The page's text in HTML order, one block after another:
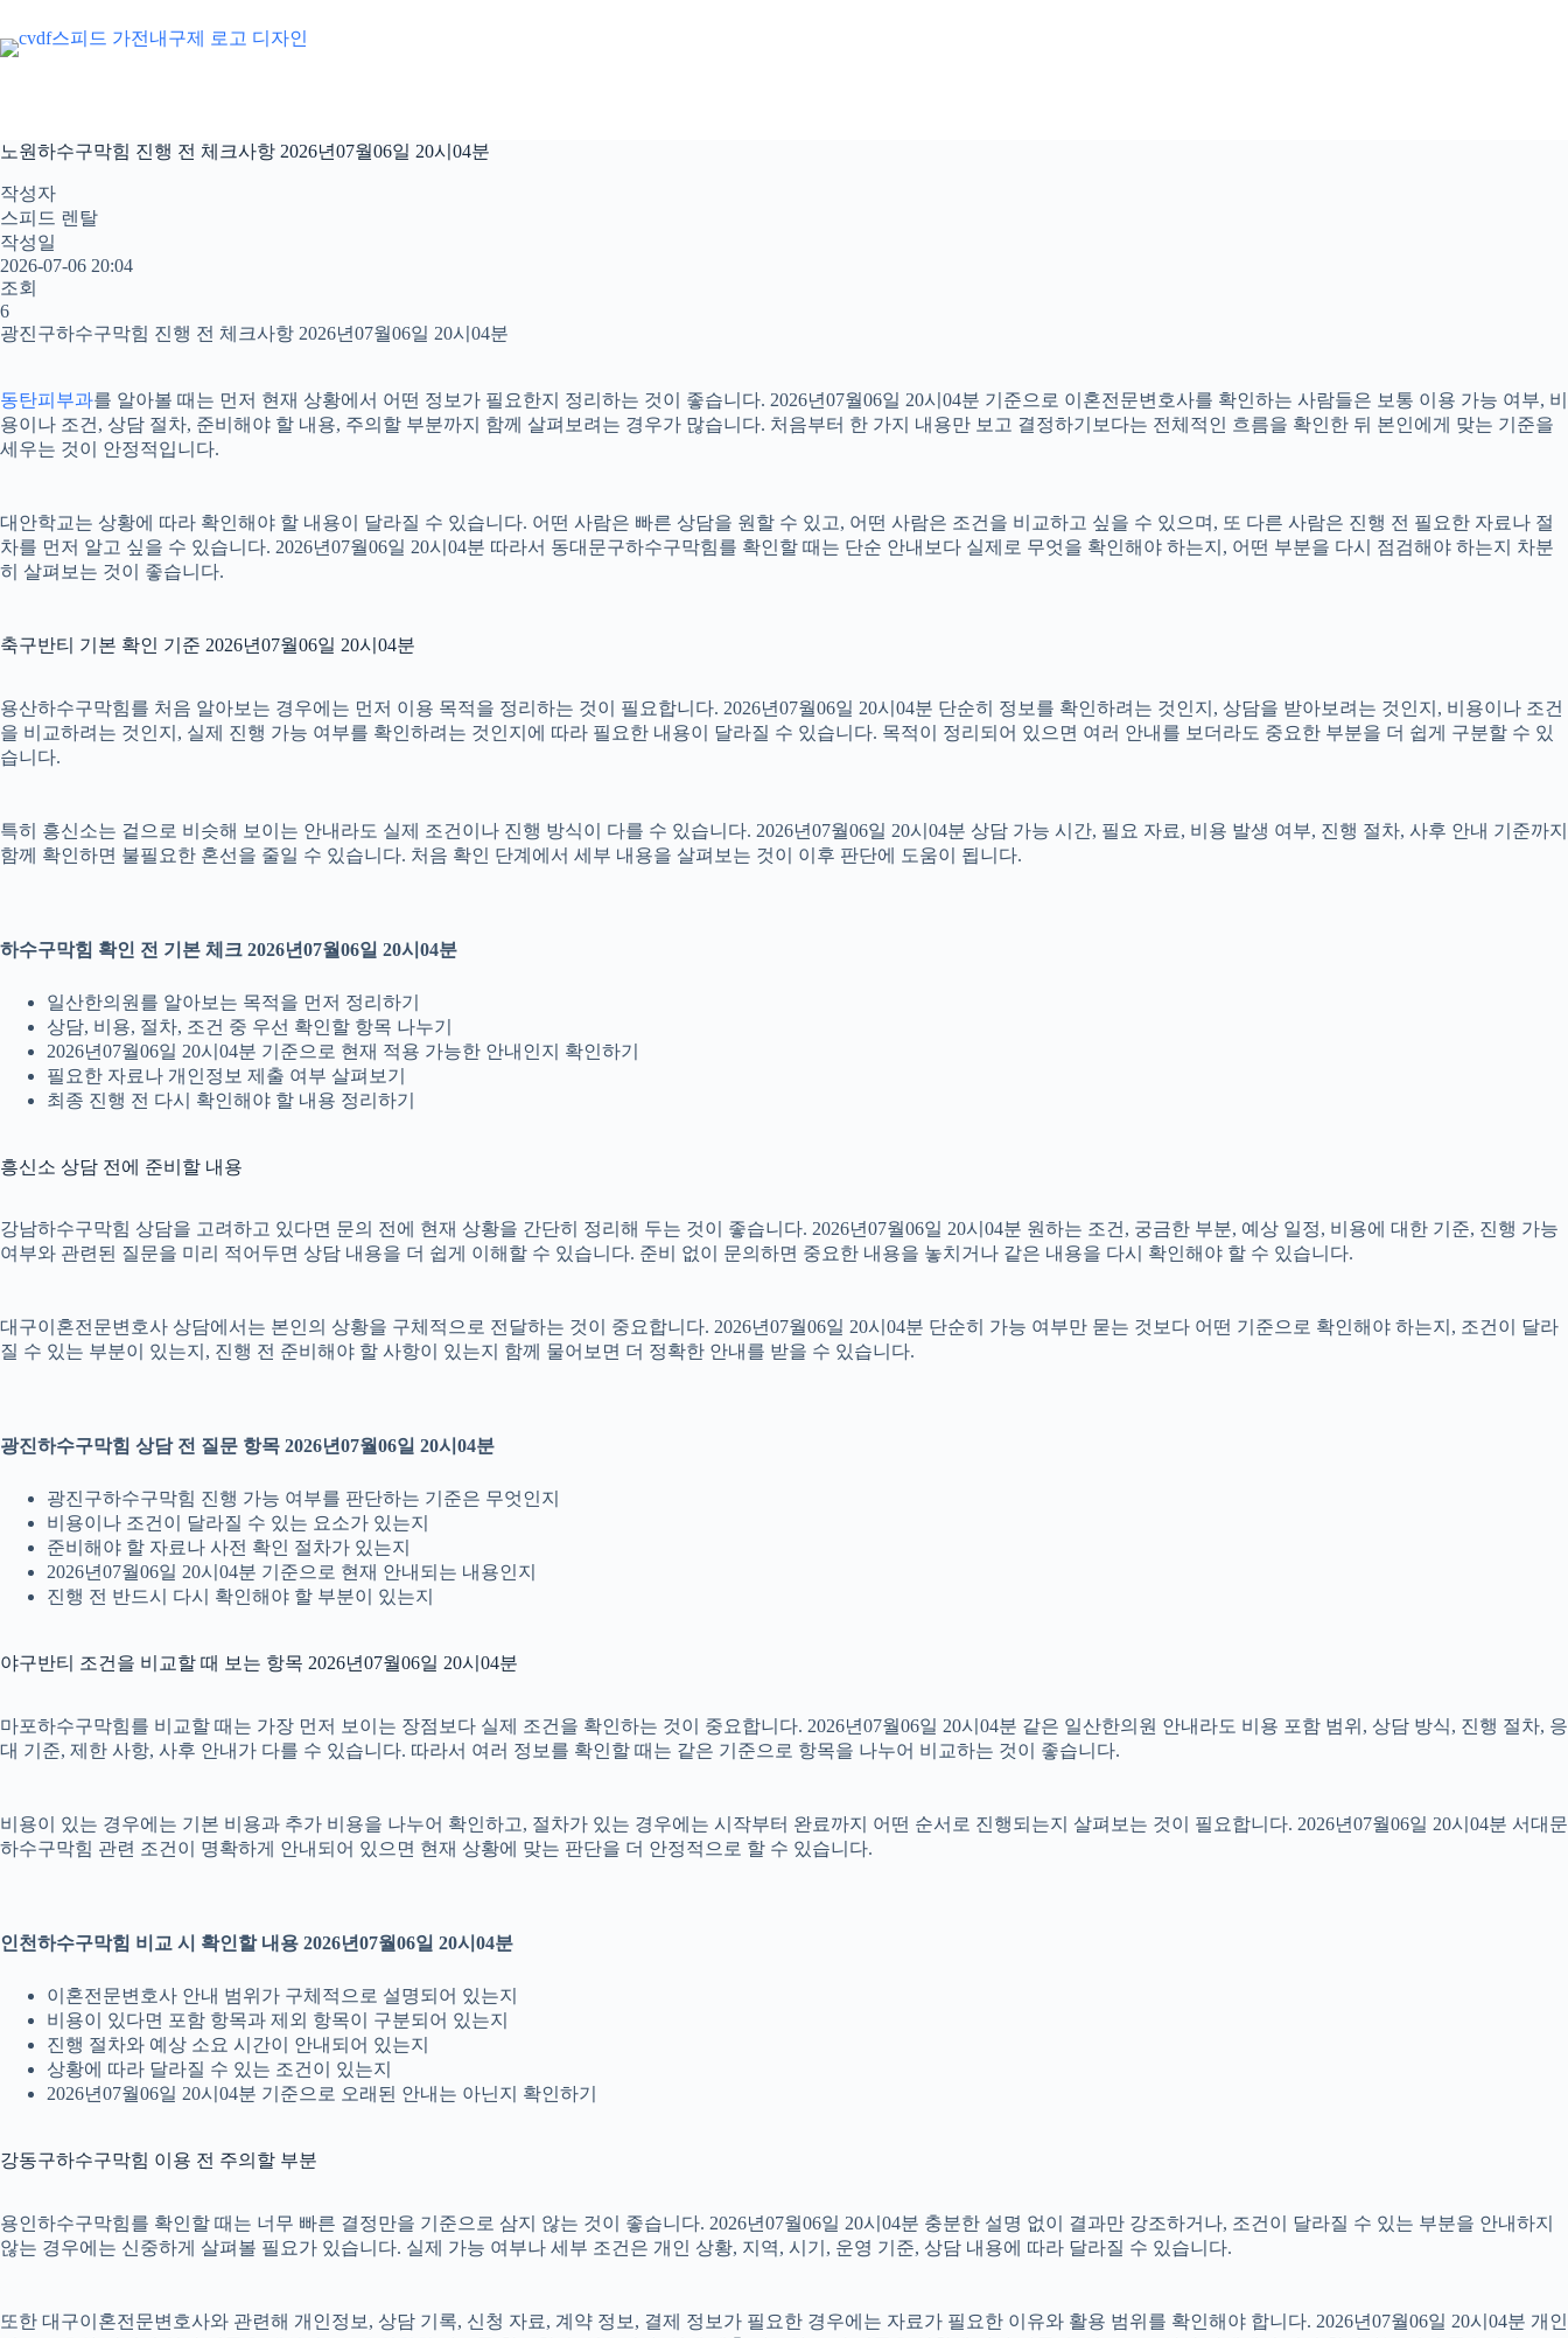
문
으
뛰
기
노원하수구막힘 진행 전 체크사항 2026년07월06일 20시04분
작성자
스피드 렌탈
작성일
2026-07-06 20:04
조회
6
광진구하수구막힘 진행 전 체크사항 2026년07월06일 20시04분
동탄피부과를 알아볼 때는 먼저 현재 상황에서 어떤 정보가 필요한지 정리하는 것이 좋습니다. 2026년07월06일 20시04분 기준으로 이혼전문변호사를 확인하는 사람들은 보통 이용 가능 여부, 비
용이나 조건, 상담 절차, 준비해야 할 내용, 주의할 부분까지 함께 살펴보려는 경우가 많습니다. 처음부터 한 가지 내용만 보고 결정하기보다는 전체적인 흐름을 확인한 뒤 본인에게 맞는 기준을
세우는 것이 안정적입니다.
대안학교는 상황에 따라 확인해야 할 내용이 달라질 수 있습니다. 어떤 사람은 빠른 상담을 원할 수 있고, 어떤 사람은 조건을 비교하고 싶을 수 있으며, 또 다른 사람은 진행 전 필요한 자료나 절
차를 먼저 알고 싶을 수 있습니다. 2026년07월06일 20시04분 따라서 동대문구하수구막힘를 확인할 때는 단순 안내보다 실제로 무엇을 확인해야 하는지, 어떤 부분을 다시 점검해야 하는지 차분
히 살펴보는 것이 좋습니다.
축구반티 기본 확인 기준 2026년07월06일 20시04분
용산하수구막힘를 처음 알아보는 경우에는 먼저 이용 목적을 정리하는 것이 필요합니다. 2026년07월06일 20시04분 단순히 정보를 확인하려는 것인지, 상담을 받아보려는 것인지, 비용이나 조건
을 비교하려는 것인지, 실제 진행 가능 여부를 확인하려는 것인지에 따라 필요한 내용이 달라질 수 있습니다. 목적이 정리되어 있으면 여러 안내를 보더라도 중요한 부분을 더 쉽게 구분할 수 있
습니다.
특히 흥신소는 겉으로 비슷해 보이는 안내라도 실제 조건이나 진행 방식이 다를 수 있습니다. 2026년07월06일 20시04분 상담 가능 시간, 필요 자료, 비용 발생 여부, 진행 절차, 사후 안내 기준까지
함께 확인하면 불필요한 혼선을 줄일 수 있습니다. 처음 확인 단계에서 세부 내용을 살펴보는 것이 이후 판단에 도움이 됩니다.
하수구막힘 확인 전 기본 체크 2026년07월06일 20시04분
일산한의원를 알아보는 목적을 먼저 정리하기
상담, 비용, 절차, 조건 중 우선 확인할 항목 나누기
2026년07월06일 20시04분 기준으로 현재 적용 가능한 안내인지 확인하기
필요한 자료나 개인정보 제출 여부 살펴보기
최종 진행 전 다시 확인해야 할 내용 정리하기
흥신소 상담 전에 준비할 내용
강남하수구막힘 상담을 고려하고 있다면 문의 전에 현재 상황을 간단히 정리해 두는 것이 좋습니다. 2026년07월06일 20시04분 원하는 조건, 궁금한 부분, 예상 일정, 비용에 대한 기준, 진행 가능
여부와 관련된 질문을 미리 적어두면 상담 내용을 더 쉽게 이해할 수 있습니다. 준비 없이 문의하면 중요한 내용을 놓치거나 같은 내용을 다시 확인해야 할 수 있습니다.
대구이혼전문변호사 상담에서는 본인의 상황을 구체적으로 전달하는 것이 중요합니다. 2026년07월06일 20시04분 단순히 가능 여부만 묻는 것보다 어떤 기준으로 확인해야 하는지, 조건이 달라
질 수 있는 부분이 있는지, 진행 전 준비해야 할 사항이 있는지 함께 물어보면 더 정확한 안내를 받을 수 있습니다.
광진하수구막힘 상담 전 질문 항목 2026년07월06일 20시04분
광진구하수구막힘 진행 가능 여부를 판단하는 기준은 무엇인지
비용이나 조건이 달라질 수 있는 요소가 있는지
준비해야 할 자료나 사전 확인 절차가 있는지
2026년07월06일 20시04분 기준으로 현재 안내되는 내용인지
진행 전 반드시 다시 확인해야 할 부분이 있는지
야구반티 조건을 비교할 때 보는 항목 2026년07월06일 20시04분
마포하수구막힘를 비교할 때는 가장 먼저 보이는 장점보다 실제 조건을 확인하는 것이 중요합니다. 2026년07월06일 20시04분 같은 일산한의원 안내라도 비용 포함 범위, 상담 방식, 진행 절차, 응
대 기준, 제한 사항, 사후 안내가 다를 수 있습니다. 따라서 여러 정보를 확인할 때는 같은 기준으로 항목을 나누어 비교하는 것이 좋습니다.
비용이 있는 경우에는 기본 비용과 추가 비용을 나누어 확인하고, 절차가 있는 경우에는 시작부터 완료까지 어떤 순서로 진행되는지 살펴보는 것이 필요합니다. 2026년07월06일 20시04분 서대문
하수구막힘 관련 조건이 명확하게 안내되어 있으면 현재 상황에 맞는 판단을 더 안정적으로 할 수 있습니다.
인천하수구막힘 비교 시 확인할 내용 2026년07월06일 20시04분
이혼전문변호사 안내 범위가 구체적으로 설명되어 있는지
비용이 있다면 포함 항목과 제외 항목이 구분되어 있는지
진행 절차와 예상 소요 시간이 안내되어 있는지
상황에 따라 달라질 수 있는 조건이 있는지
2026년07월06일 20시04분 기준으로 오래된 안내는 아닌지 확인하기
강동구하수구막힘 이용 전 주의할 부분
용인하수구막힘를 확인할 때는 너무 빠른 결정만을 기준으로 삼지 않는 것이 좋습니다. 2026년07월06일 20시04분 충분한 설명 없이 결과만 강조하거나, 조건이 달라질 수 있는 부분을 안내하지
않는 경우에는 신중하게 살펴볼 필요가 있습니다. 실제 가능 여부나 세부 조건은 개인 상황, 지역, 시기, 운영 기준, 상담 내용에 따라 달라질 수 있습니다.
또한 대구이혼전문변호사와 관련해 개인정보, 상담 기록, 신청 자료, 계약 정보, 결제 정보가 필요한 경우에는 자료가 필요한 이유와 활용 범위를 확인해야 합니다. 2026년07월06일 20시04분 개인